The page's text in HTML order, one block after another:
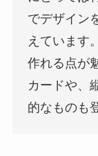
でデザイン
えています
作れる点が
カードや、
的なものも